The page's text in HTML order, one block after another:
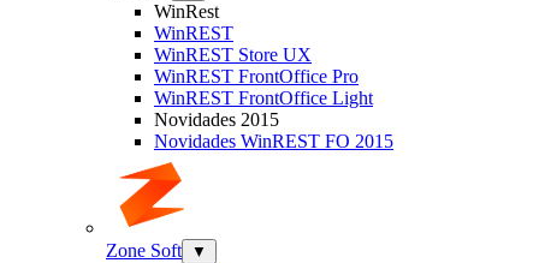
WinRest
WinREST
WinREST Store UX
WinREST FrontOffice Pro
WinREST FrontOffice Light
Novidades 2015
Novidades WinREST FO 2015
Zone Soft ▼